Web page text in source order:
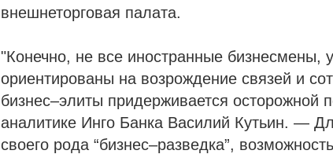
внешнеторговая палата.
"Конечно, не все иностранные
ориентированы на возрождение связей и
бизнес–элиты придерживается осторожной
аналитике Инго Банка Василий Кутьин. —
своего рода “бизнес–разведка”,